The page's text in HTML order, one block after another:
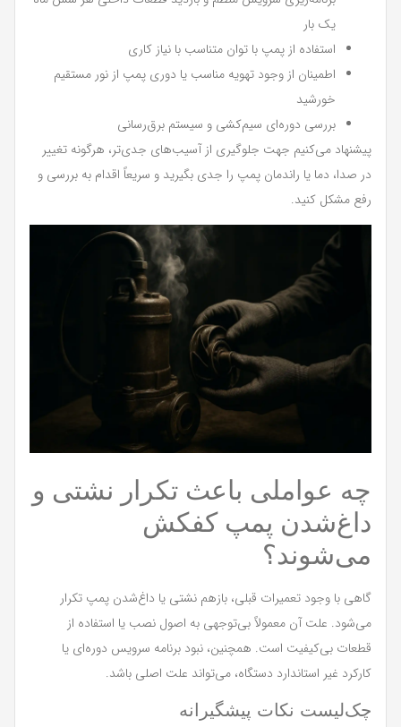
یک بار
استفاده از پمپ با توان متناسب با نیاز کاری
اطمینان از وجود تهویه مناسب یا دوری پمپ از نور مستقیم
خورشید
بررسی دوره‌ای سیم‌کشی و سیستم برق‌رسانی
پیشنهاد می‌کنیم جهت جلوگیری از آسیب‌های جدی‌تر، هرگونه تغییر
در صدا، دما یا راندمان پمپ را جدی بگیرید و سریعاً اقدام به بررسی و
رفع مشکل کنید.
چه عواملی باعث تکرار نشتی و
داغ‌شدن پمپ کفکش
می‌شوند؟
گاهی با وجود تعمیرات قبلی، بازهم نشتی یا داغ‌شدن پمپ تکرار
می‌شود. علت آن معمولاً بی‌توجهی به اصول نصب یا استفاده از
قطعات بی‌کیفیت است. همچنین، نبود برنامه سرویس دوره‌ای یا
کارکرد غیر استاندارد دستگاه، می‌تواند علت اصلی باشد.
چک‌لیست نکات پیشگیرانه